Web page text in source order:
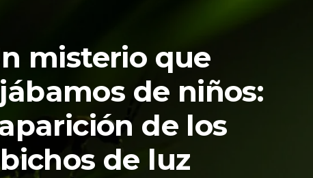
misterio que
de niños:
de los
bichos de luz